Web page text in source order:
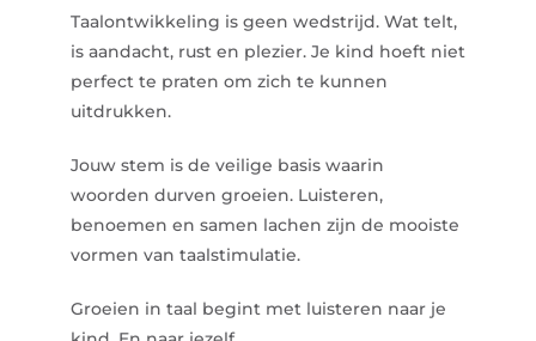
Taalontwikkeling is geen wedstrijd. Wat telt,
is aandacht, rust en plezier. Je kind hoeft niet
perfect te praten om zich te kunnen
uitdrukken.
Jouw stem is de veilige basis waarin
woorden durven groeien. Luisteren,
benoemen en samen lachen zijn de mooiste
vormen van taalstimulatie.
Groeien in taal begint met luisteren naar je